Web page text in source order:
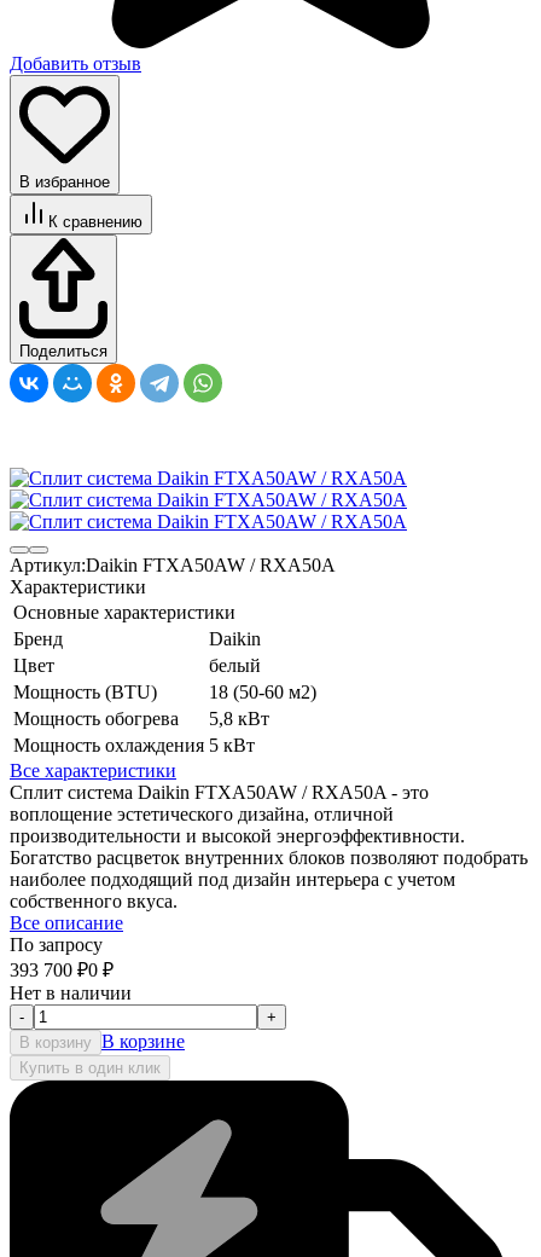
Добавить отзыв
В избранное
К сравнению
Поделиться
Артикул:Daikin FTXA50AW / RXA50A
Характеристики
Основные характеристики
Бренд
Daikin
Цвет
белый
Мощность (BTU)
18 (50-60 м2)
Мощность обогрева
5,8 кВт
Мощность охлаждения 5 кВт
Все характеристики
Сплит система Daikin FTXA50AW / RXA50A - это
воплощение эстетического дизайна, отличной
производительности и высокой энергоэффективности.
Богатство расцветок внутренних блоков позволяют подобрать
наиболее подходящий под дизайн интерьера с учетом
собственного вкуса.
Все описание
По запросу
393 700 ₽0 ₽
Нет в наличии
-
+
В корзину В корзине
Купить в один клик